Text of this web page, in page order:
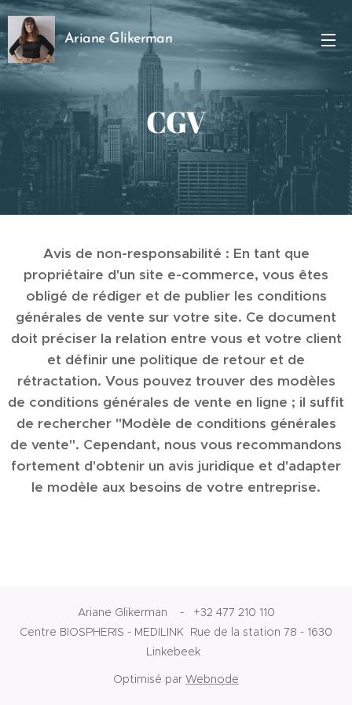
Ariane Glikerman
CGV
Avis de non-responsabilité : En tant que
propriétaire d'un site e-commerce, vous êtes
obligé de rédiger et de publier les conditions
générales de vente sur votre site. Ce document
doit préciser la relation entre vous et votre client
et définir une politique de retour et de
rétractation. Vous pouvez trouver des modèles
de conditions générales de vente en ligne ; il suffit
de rechercher "Modèle de conditions générales
de vente". Cependant, nous vous recommandons
fortement d'obtenir un avis juridique et d'adapter
le modèle aux besoins de votre entreprise.
Ariane Glikerman - +32 477 210 110
Centre BIOSPHERIS - MEDILINK Rue de la station 78 - 1630
Linkebeek
Optimisé par Webnode